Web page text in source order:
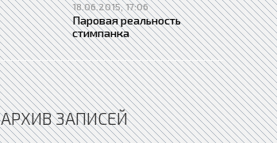
18.06.2015, 17:06
Паровая реальность
стимпанка
АРХИВ ЗАПИСЕЙ